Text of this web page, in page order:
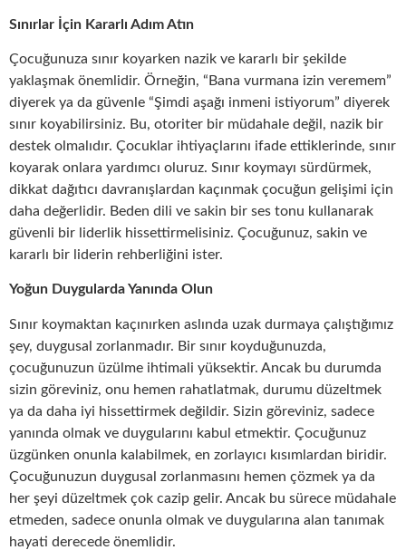
Sınırlar İçin Kararlı Adım Atın
Çocuğunuza sınır koyarken nazik ve kararlı bir şekilde
yaklaşmak önemlidir. Örneğin, “Bana vurmana izin veremem”
diyerek ya da güvenle “Şimdi aşağı inmeni istiyorum” diyerek
sınır koyabilirsiniz. Bu, otoriter bir müdahale değil, nazik bir
destek olmalıdır. Çocuklar ihtiyaçlarını ifade ettiklerinde, sınır
koyarak onlara yardımcı oluruz. Sınır koymayı sürdürmek,
dikkat dağıtıcı davranışlardan kaçınmak çocuğun gelişimi için
daha değerlidir. Beden dili ve sakin bir ses tonu kullanarak
güvenli bir liderlik hissettirmelisiniz. Çocuğunuz, sakin ve
kararlı bir liderin rehberliğini ister.
Yoğun Duygularda Yanında Olun
Sınır koymaktan kaçınırken aslında uzak durmaya çalıştığımız
şey, duygusal zorlanmadır. Bir sınır koyduğunuzda,
çocuğunuzun üzülme ihtimali yüksektir. Ancak bu durumda
sizin göreviniz, onu hemen rahatlatmak, durumu düzeltmek
ya da daha iyi hissettirmek değildir. Sizin göreviniz, sadece
yanında olmak ve duygularını kabul etmektir. Çocuğunuz
üzgünken onunla kalabilmek, en zorlayıcı kısımlardan biridir.
Çocuğunuzun duygusal zorlanmasını hemen çözmek ya da
her şeyi düzeltmek çok cazip gelir. Ancak bu sürece müdahale
etmeden, sadece onunla olmak ve duygularına alan tanımak
hayati derecede önemlidir.